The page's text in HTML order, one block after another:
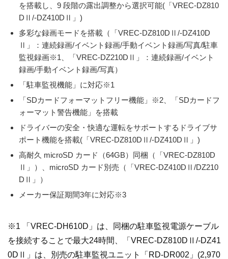
を搭載し、9 段階の露出調整から選択可能(「VREC-DZ810
DⅡ/-DZ410DⅡ」)
多彩な録画モードを搭載（「VREC-DZ810DⅡ/-DZ410D
Ⅱ」：連続録画/イベント録画/手動イベント録画/写真/駐車
監視録画※1、「VREC-DZ210DⅡ」：連続録画/イベント
録画/手動イベント録画/写真）
「駐車監視機能」に対応※1
「SDカードフォーマットフリー機能」※2、「SDカードフ
ォーマット警告機能」を搭載
ドライバーの安全・快適な運転をサポートするドライブサ
ポート機能を搭載(「VREC-DZ810DⅡ/-DZ410DⅡ」)
高耐久 microSD カード（64GB）同梱（「VREC-DZ810D
Ⅱ」）、microSD カード別売（「VREC-DZ410DⅡ/DZ210
DⅡ」）
メーカー保証期間3年に対応※3
※1 「VREC-DH610D」は、同梱の駐車監視電源ケーブル
を接続することで最大24時間、「VREC-DZ810DⅡ/-DZ41
0DⅡ」は、別売の駐車監視ユニット「RD-DR002」(2,970